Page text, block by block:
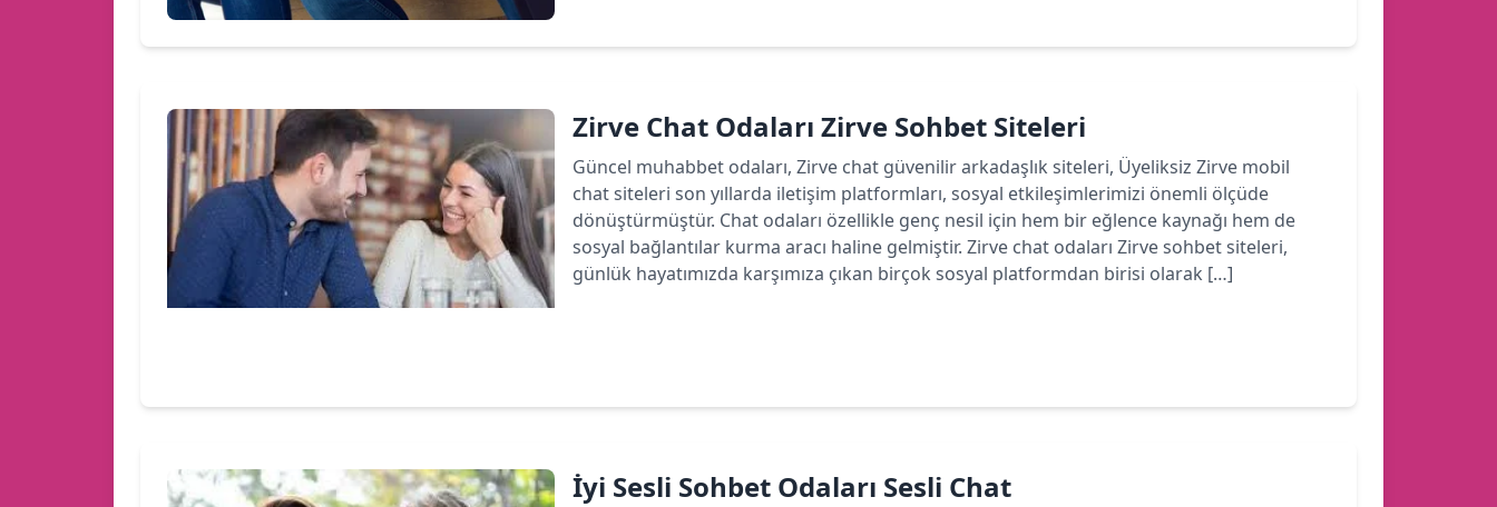
Zirve Chat Odaları Zirve Sohbet Siteleri
Güncel muhabbet odaları, Zirve chat güvenilir arkadaşlık siteleri, Üyeliksiz Zirve mobil
chat siteleri son yıllarda iletişim platformları, sosyal etkileşimlerimizi önemli ölçüde
dönüştürmüştür. Chat odaları özellikle genç nesil için hem bir eğlence kaynağı hem de
sosyal bağlantılar kurma aracı haline gelmiştir. Zirve chat odaları Zirve sohbet siteleri,
günlük hayatımızda karşımıza çıkan birçok sosyal platformdan birisi olarak […]
İyi Sesli Sohbet Odaları Sesli Chat